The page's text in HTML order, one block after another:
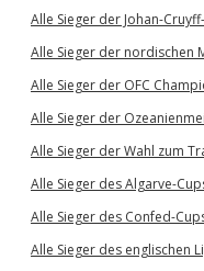
Alle Sieger der Johan-
Alle Sieger der nordischen
Alle Sieger der OFC
Alle Sieger der
Alle Sieger der Wahl zum
Alle Sieger des Algarve-
Alle Sieger des Confed-
Alle Sieger des englischen